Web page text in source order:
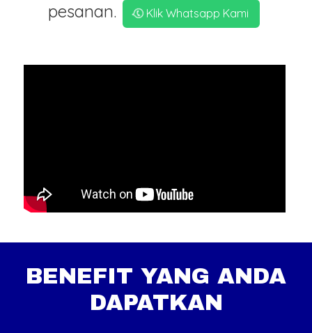
pesanan.
Klik Whatsapp Kami
BENEFIT YANG ANDA
DAPATKAN